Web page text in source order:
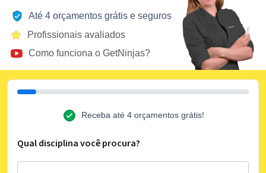
Até 4 orçamentos grátis e seguros
Profissionais avaliados
Como funciona o GetNinjas?
Receba até 4 orçamentos grátis!
Qual disciplina você procura?